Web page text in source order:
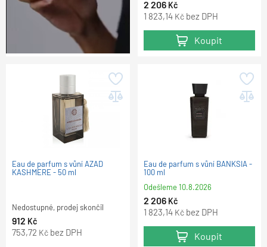
2 206 Kč
1 823,14 Kč bez DPH
Koupit
Eau de parfum s vůní AZAD
KASHMERE - 50 ml
Nedostupné, prodej skončil
912 Kč
753,72 Kč bez DPH
Eau de parfum s vůní BANKSIA -
100 ml
Odešleme10.8.2026
2 206 Kč
1 823,14 Kč bez DPH
Koupit